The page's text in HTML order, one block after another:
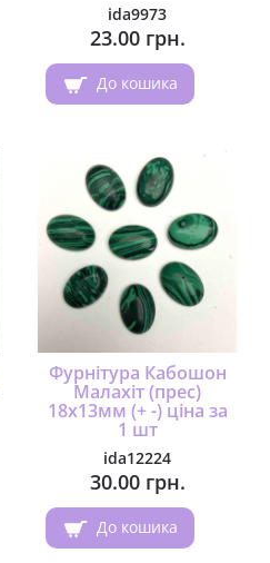
ida9973
23.00 грн.
До кошика
Фурнітура Кабошон
Малахіт (прес)
18х13мм (+ -) ціна за
1 шт
ida12224
30.00 грн.
До кошика